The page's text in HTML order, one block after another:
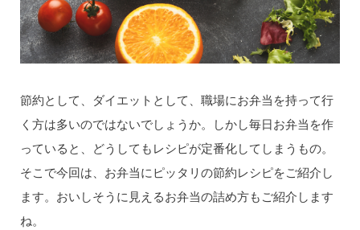
節約として、ダイエットとして、職場にお弁当を持って行
く方は多いのではないでしょうか。しかし毎日お弁当を作
っていると、どうしてもレシピが定番化してしまうもの。
そこで今回は、お弁当にピッタリの節約レシピをご紹介し
ます。おいしそうに見えるお弁当の詰め方もご紹介します
ね。